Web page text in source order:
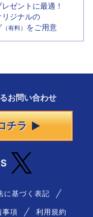
ゼントに最適！
リジナルの
（有料） をご用意
お問い合わせ
チラ
に基づく表記
事項 利用規約